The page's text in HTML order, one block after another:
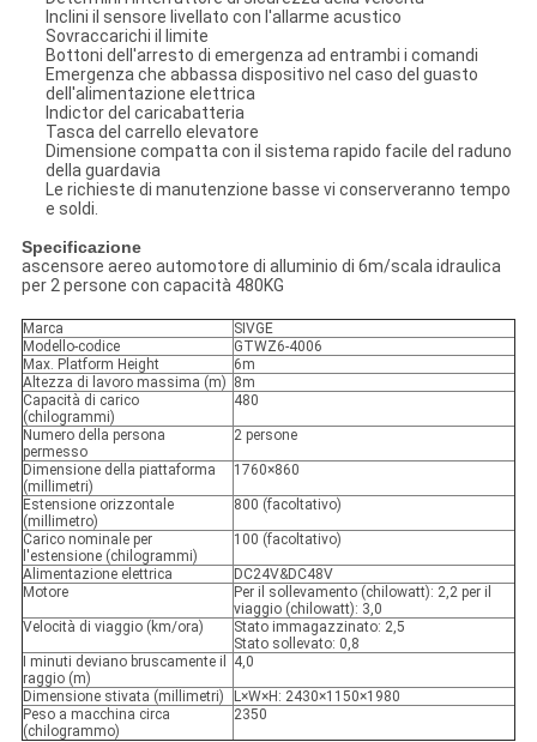
Inclini il sensore livellato con l'allarme acustico
Sovraccarichi il limite
Bottoni dell'arresto di emergenza ad entrambi i comandi
Emergenza che abbassa dispositivo nel caso del guasto
dell'alimentazione elettrica
Indictor del caricabatteria
Tasca del carrello elevatore
Dimensione compatta con il sistema rapido facile del raduno
della guardavia
Le richieste di manutenzione basse vi conserveranno tempo
e soldi.
Specificazione
ascensore aereo automotore di alluminio di 6m/scala idraulica
per 2 persone con capacità 480KG
Marca
SIVGE
Modello-codice
GTWZ6-4006
Max. Platform Height
6m
Altezza di lavoro massima (m) 8m
Capacità di carico
(chilogrammi)
480
Numero della persona
permesso
2 persone
Dimensione della piattaforma
(millimetri)
1760×860
Estensione orizzontale
(millimetro)
800 (facoltativo)
Carico nominale per
l'estensione (chilogrammi)
100 (facoltativo)
Alimentazione elettrica
DC24V&DC48V
Motore
Per il sollevamento (chilowatt): 2,2 per il
viaggio (chilowatt): 3,0
Velocità di viaggio (km/ora)
Stato immagazzinato: 2,5
Stato sollevato: 0,8
I minuti deviano bruscamente il
raggio (m)
4,0
Dimensione stivata (millimetri)
L×W×H: 2430×1150×1980
Peso a macchina circa
(chilogrammo)
2350